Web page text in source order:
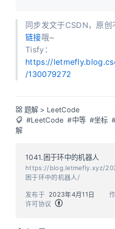
同步发文于CSDN，原创
链接哦~
Tisfy：
https://
/130079272
题解 > LeetCode
#LeetCode #中等 #坐标
解
1041.困于环中的机器人
https://blog.letmefly.xyz/
困于环中的机器人/
发布于
2023年4月11日
许可协议